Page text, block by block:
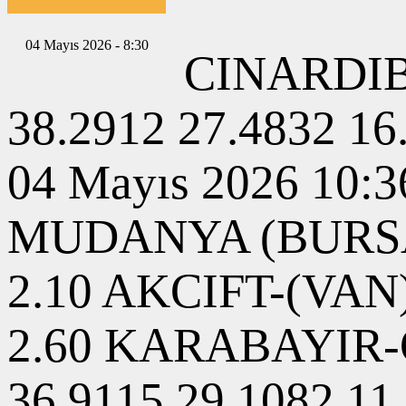
04 Mayıs 2026 - 8:30
38.2912 27.4832
04 Mayıs 2026
MUDANYA
2.10 AKCIFT-
2.60